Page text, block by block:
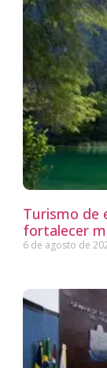
Turismo de
fortalecer
6 de agosto de